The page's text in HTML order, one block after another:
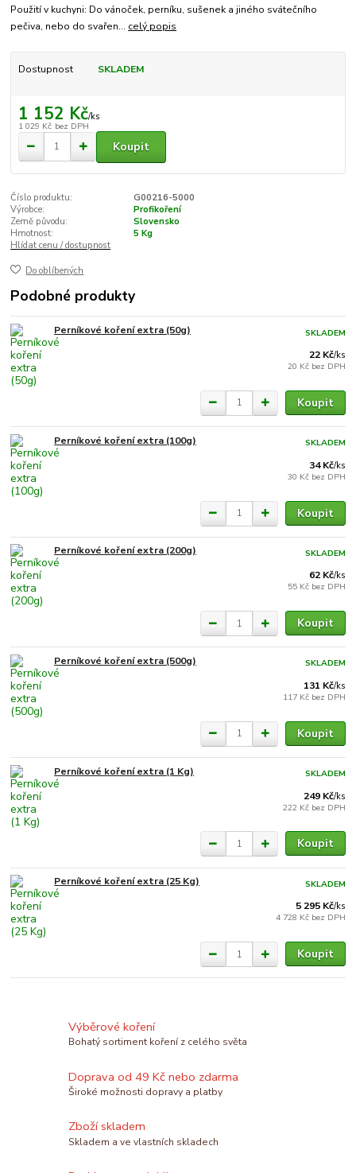
Použití v kuchyni: Do vánoček, perníku, sušenek a jiného svátečního
pečiva, nebo do svařen... celý popis
Dostupnost SKLADEM
1 152 Kč/ks
1 029 Kč bez DPH
Koupit
Číslo produktu:
G00216-5000
Výrobce:
Profikoření
Země původu:
Slovensko
Hmotnost:
5 Kg
Hlídat cenu / dostupnost
Do oblíbených
Podobné produkty
Perníkové koření extra (50g)
22 Kč/ks
20 Kč bez DPH
SKLADEM
Koupit
Perníkové koření extra (100g)
34 Kč/ks
30 Kč bez DPH
SKLADEM
Koupit
Perníkové koření extra (200g)
62 Kč/ks
55 Kč bez DPH
SKLADEM
Koupit
Perníkové koření extra (500g)
131 Kč/ks
117 Kč bez DPH
SKLADEM
Koupit
Perníkové koření extra (1 Kg)
249 Kč/ks
222 Kč bez DPH
SKLADEM
Koupit
Perníkové koření extra (25 Kg)
5 295 Kč/ks
4 728 Kč bez DPH
SKLADEM
Koupit
Výběrové koření
Bohatý sortiment koření z celého světa
Doprava od 49 Kč nebo zdarma
Široké možnosti dopravy a platby
Zboží skladem
Skladem a ve vlastních skladech